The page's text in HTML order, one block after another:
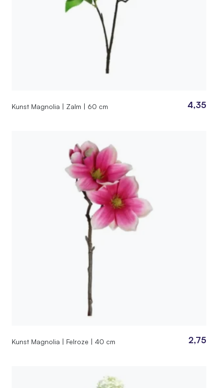
Kunst Magnolia | Zalm | 60 cm 4,35
Kunst Magnolia | Felroze | 40 cm 2,75